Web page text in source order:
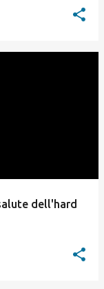
dell'hard